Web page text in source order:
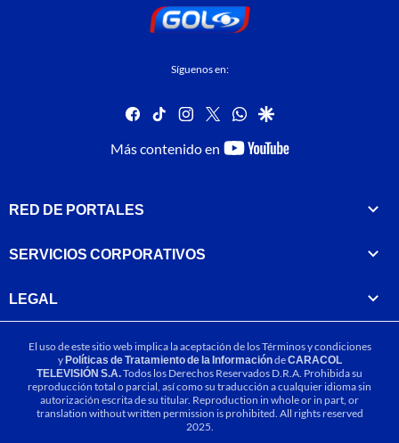
Síguenos en:
facebook
tiktok instagram
twitterwhatsapp
google
Más contenido en
youtube-
RED DE PORTALES
SERVICIOS CORPORATIVOS
LEGAL
El uso de este sitio web implica la aceptación de losTérminos y condiciones
yPolíticas de Tratamiento de la InformacióndeCARACOL
TELEVISIÓN S.A.Todos los Derechos Reservados D.R.A. Prohibida su
reproducción total o parcial, así como su traducción a cualquier idioma sin
autorización escrita de su titular. Reproduction in whole or in part, or
translation without written permission is prohibited. All rights reserved
2025.